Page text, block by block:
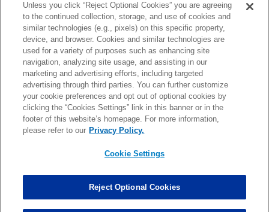
画像
順位表
About NFL
More NFL 特集
TOP お問い合わせ FAQ
PHOTO BY AP Images / PHOTO BY Getty Images
Unless you click “Reject Optional Cookies” you are agreeing
to the continued collection, storage, and use of cookies and
similar technologies (e.g., pixels) on this specific property,
device, and browser. Cookies and similar technologies are
used for a variety of purposes such as enhancing site
navigation, analyzing site usage, and assisting in our
marketing and advertising efforts, including targeted
advertising through third parties. You can further customize
your cookie preferences and opt out of optional cookies by
clicking the “Cookies Settings” link in this banner or in the
footer of this website’s homepage. For more information,
please refer to our Privacy Policy.
Cookie Settings
Reject Optional Cookies